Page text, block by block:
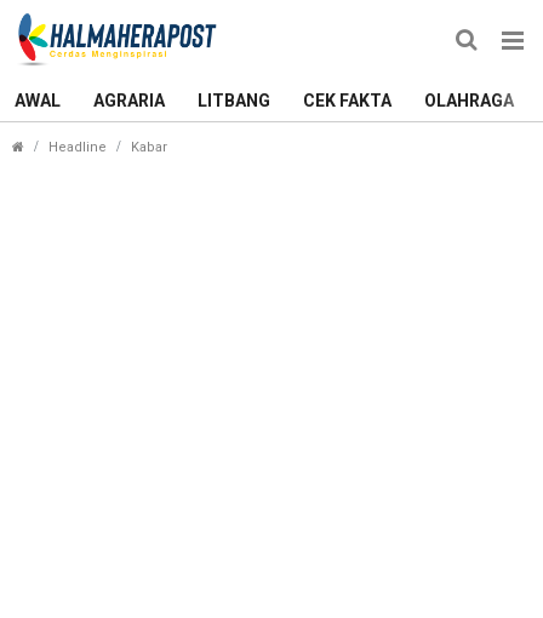
AWAL AGRARIA LITBANG CEK FAKTA OLAHRAGA
Headline Kabar